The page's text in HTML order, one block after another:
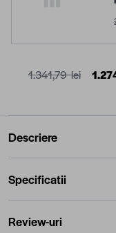
1.341,79 lei
Descriere
Specificatii
Review-uri